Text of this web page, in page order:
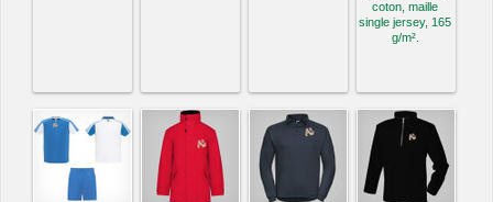
coton, maille
single jersey, 165
g/m².